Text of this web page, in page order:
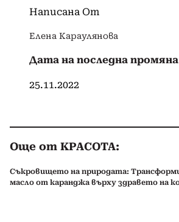
Написана От
Елена Караулянова
Дата на последна
25.11.2022
Още от КРАСОТА:
Съкровището на природата:
масло от каранджа върху здравето на